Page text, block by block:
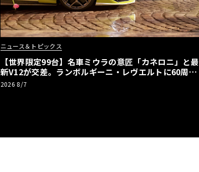
ニュース＆トピックス
【世界限定99台】名車ミウラの意匠「カネロニ」と最
新V12が交差。ランボルギーニ・レヴエルトに60周年
記念車が登場
2026 8/7